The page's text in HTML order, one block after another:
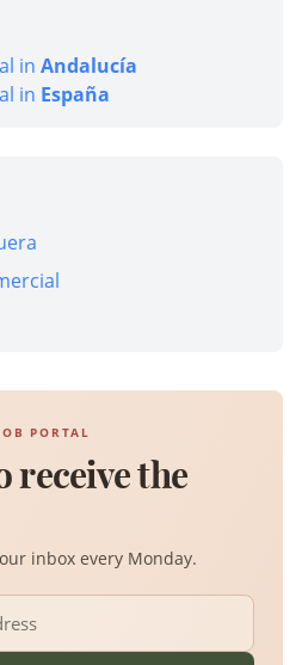
in Andalucía
in España
PORTAL
receive the
inbox every Monday.